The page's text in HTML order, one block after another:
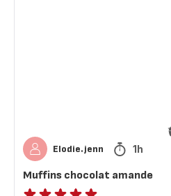
Elodie.jenn 1h
Muffins chocolat amande